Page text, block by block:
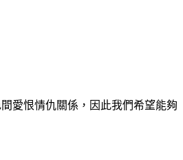
愛恨情仇關係，因此我們希望能夠